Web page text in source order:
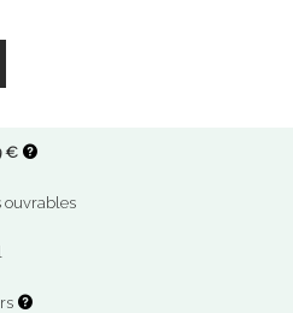
€
ouvrables